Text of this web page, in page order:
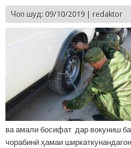
Чоп шуд: 09/10/2019 |redaktor
ва амали босифат дар вокуниш
чорабинӣ ҳамаи